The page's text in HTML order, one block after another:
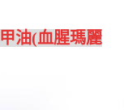
油(血腥瑪麗